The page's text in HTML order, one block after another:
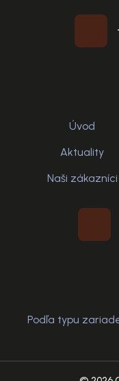
Úvod
Aktuality
Naši zákazníci
Podľa typu